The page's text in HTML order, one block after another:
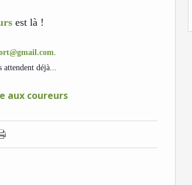
est là !
.
attendent déjà...